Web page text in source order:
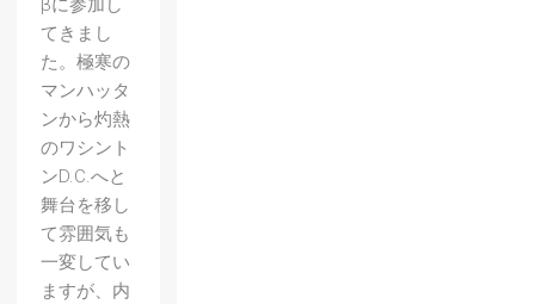
βに参加し
てきまし
た。極寒の
マンハッタ
ンから灼熱
のワシント
ンD.C.へと
舞台を移し
て雰囲気も
一変してい
ますが、内